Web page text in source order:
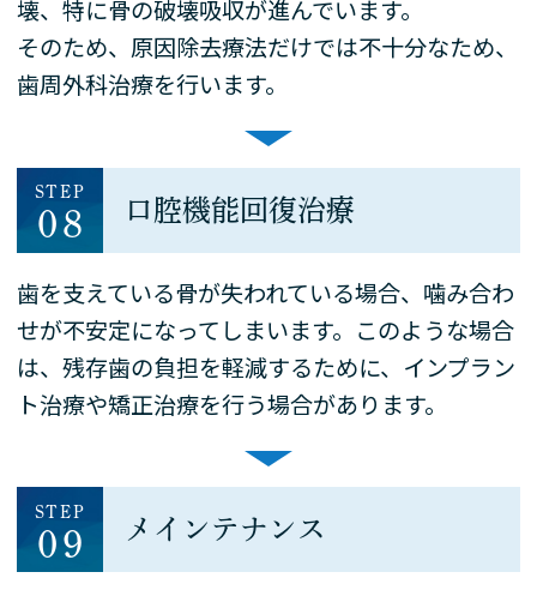
壊、特に骨の破壊吸収が進んでいます。
そのため、原因除去療法だけでは不十分なため、
歯周外科治療を行います。
STEP
08 口腔機能回復治療
歯を支えている骨が失われている場合、噛み合わ
せが不安定になってしまいます。このような場合
は、残存歯の負担を軽減するために、インプラン
ト治療や矯正治療を行う場合があります。
STEP
09 メインテナンス